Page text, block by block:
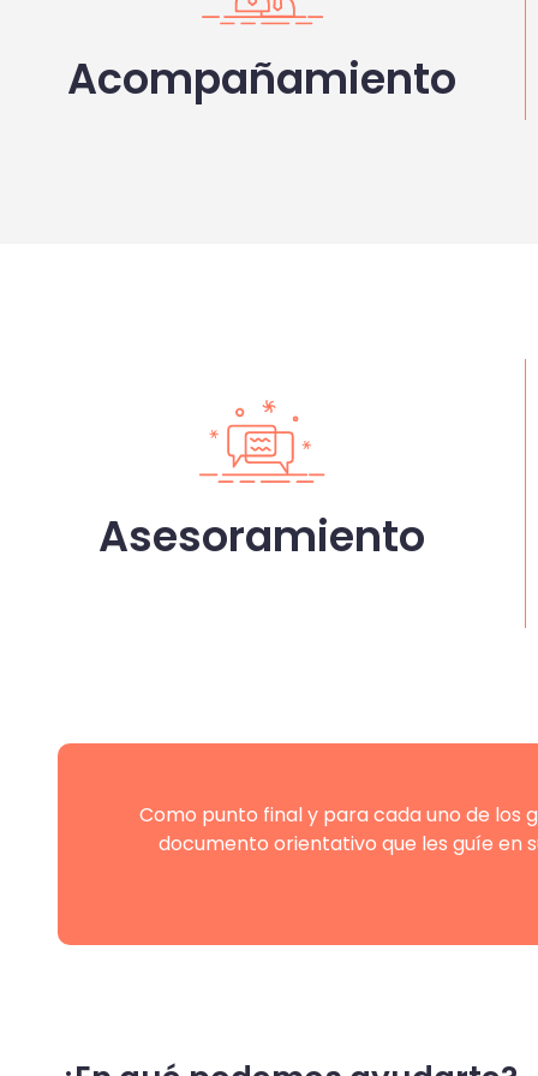
Acompañamiento
Asesoramiento
Como punto final y para cada uno de los
documento orientativo que les guíe en